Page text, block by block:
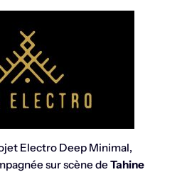
Electro Deep Minimal,
sur scène deTahine